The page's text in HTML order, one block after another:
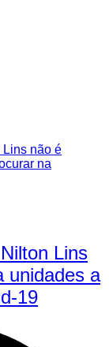
Lins
unidades a
19